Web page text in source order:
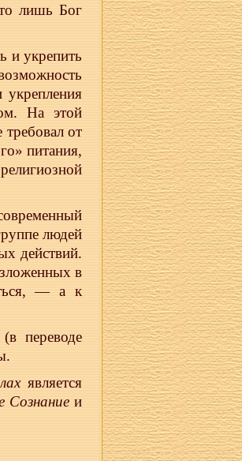
лишь Бог
и укрепить
На этой
от
питания,
людей
действий.
в
— а к
переводе
является
Сознаниеи